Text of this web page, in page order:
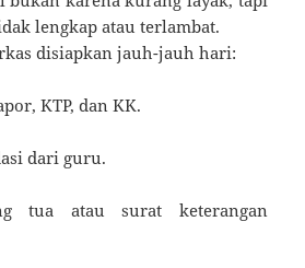
lengkap atau terlambat.
disiapkan jauh-jauh hari:
KTP, dan KK.
dari guru.
tua atau surat keterangan